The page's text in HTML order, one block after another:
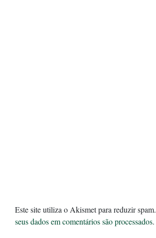
Este site utiliza o Akismet para reduzir spam.
seus dados em comentários são processados.